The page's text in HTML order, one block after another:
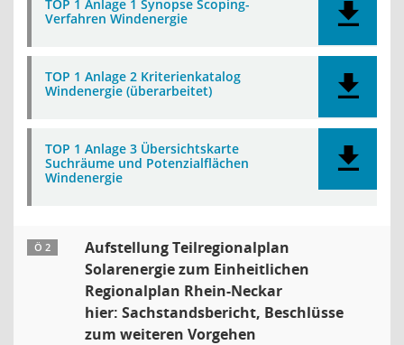
TOP 1 Anlage 1 Synopse Scoping-
Verfahren Windenergie
TOP 1 Anlage 2 Kriterienkatalog
Windenergie (überarbeitet)
TOP 1 Anlage 3 Übersichtskarte
Suchräume und Potenzialflächen
Windenergie
Ö 2
Aufstellung Teilregionalplan
Solarenergie zum Einheitlichen
Regionalplan Rhein-Neckar
hier: Sachstandsbericht, Beschlüsse
zum weiteren Vorgehen